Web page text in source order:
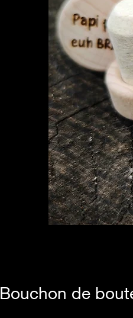
Bouchon de